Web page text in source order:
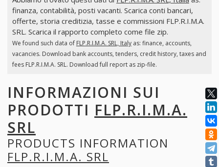
finanza, contabilità, posti vacanti. Scarica conti bancari,
offerte, storia creditizia, tasse e commissioni FLP.R.I.M.A.
SRL. Scarica il rapporto completo come file zip.
We found such data of FLP.R.I.M.A. SRL, Italyas: finance, accounts,
vacancies. Download bank accounts, tenders, credit history, taxes and
fees FLP.R.I.M.A. SRL. Download full report as zip-file.
INFORMAZIONI SUI
PRODOTTI FLP.R.I.M.A.
SRL
PRODUCTS INFORMATION
FLP.R.I.M.A. SRL